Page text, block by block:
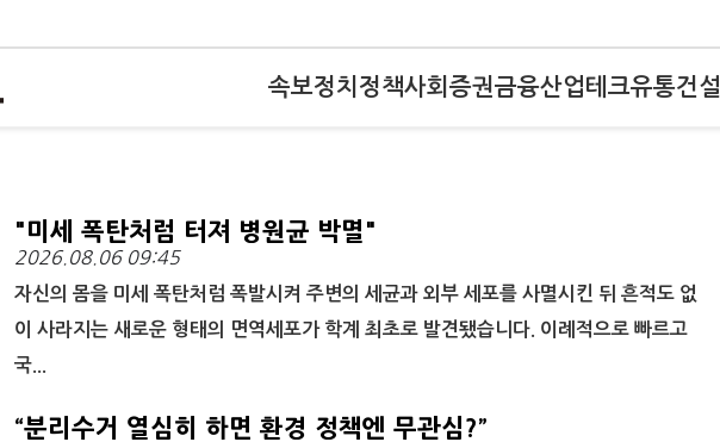
속보정치 정책사회 증권금융산업테크유통건설
"미세 폭탄처럼 터져 병원균 박멸"
2026.08.06 09:45
자신의 몸을 미세 폭탄처럼 폭발시켜 주변의 세균과 외부 세포를 사멸시킨 뒤 흔적도 없
이 사라지는 새로운 형태의 면역세포가 학계 최초로 발견됐습니다. 이례적으로 빠르고
국...
“분리수거 열심히 하면 환경 정책엔 무관심?”